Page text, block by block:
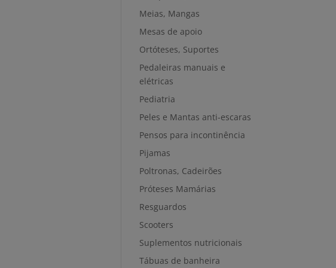
Meias, Mangas
Mesas de apoio
Ortóteses, Suportes
Pedaleiras manuais e
elétricas
Pediatria
Peles e Mantas anti-escaras
Pensos para incontinência
Pijamas
Poltronas, Cadeirões
Próteses Mamárias
Resguardos
Scooters
Suplementos nutricionais
Tábuas de banheira